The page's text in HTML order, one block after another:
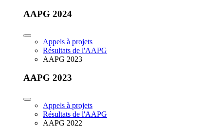
AAPG 2024
Appels à projets
Résultats de l'AAPG
AAPG 2023
AAPG 2023
Appels à projets
Résultats de l'AAPG
AAPG 2022